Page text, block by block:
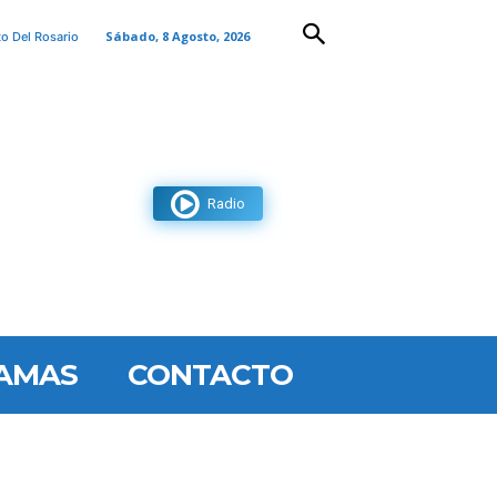
Del Rosario Sábado, 8 Agosto, 2026
Radio
CONTACTO